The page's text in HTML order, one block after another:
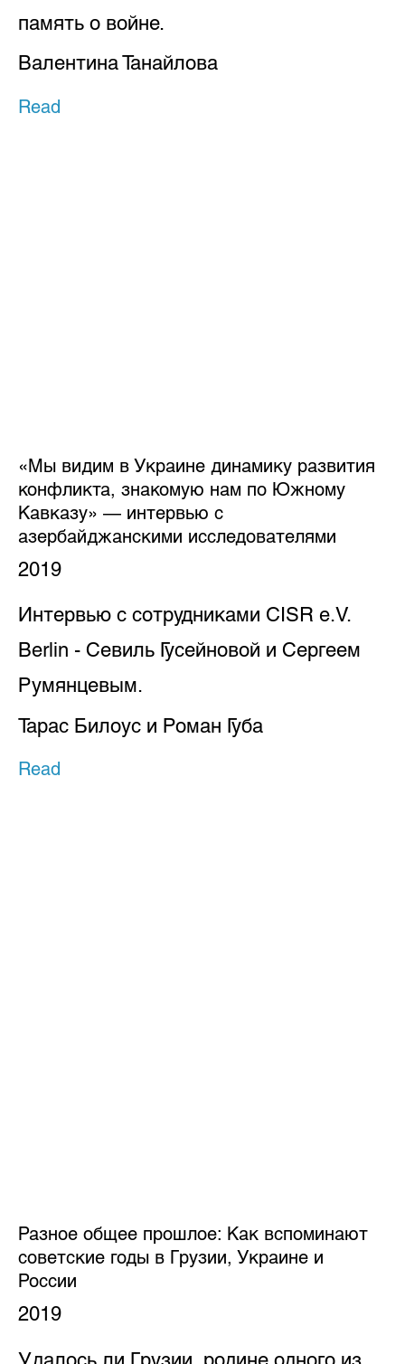
память о войне.
Валентина Танайлова
Read
«Мы видим в Украине динамику развития
конфликта, знакомую нам по Южному
Кавказу» — интервью с
азербайджанскими исследователями
2019
Интервью с сотрудниками CISR e.V.
Berlin - Севиль Гусейновой и Сергеем
Румянцевым.
Тарас Билоус и Роман Губа
Read
Разное общее прошлое: Как вспоминают
советские годы в Грузии, Украине и
России
2019